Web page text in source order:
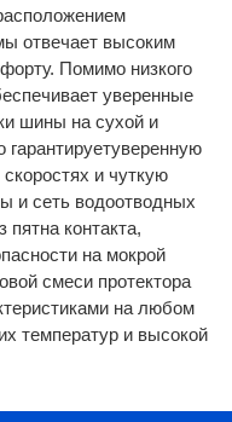
отвечает высоким
Помимо низкого
уверенные
шины на сухой и
гарантируетуверенную
и чуткую
и сеть водоотводных
пятна контакта,
на мокрой
смеси протектора
на любом
температур и высокой